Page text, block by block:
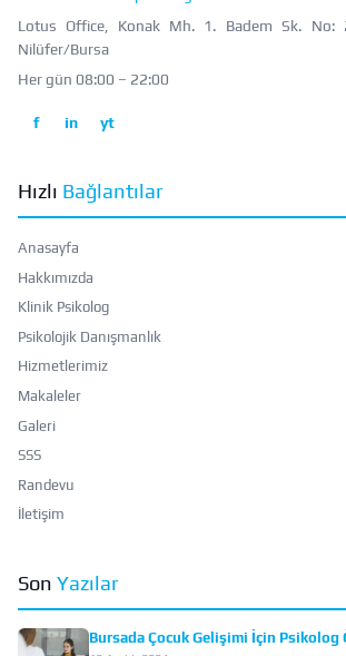
Lotus Office, Konak Mh. 1. Badem Sk. No:
Nilüfer/Bursa
Her gün 08:00 – 22:00
f in yt
Hızlı Bağlantılar
Anasayfa
Hakkımızda
Klinik Psikolog
Psikolojik Danışmanlık
Hizmetlerimiz
Makaleler
Galeri
SSS
Randevu
İletişim
Son Yazılar
Bursada Çocuk Gelişimi İçin Psikolog